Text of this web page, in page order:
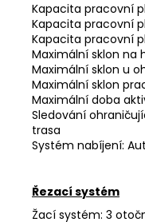
Kapacita pracovní
Kapacita pracovní
Kapacita pracovní
Maximální sklon na
Maximální sklon u
Maximální sklon
Maximální doba
Sledování
trasa
Systém nabíjení:
Řezací systém
Žací systém: 3